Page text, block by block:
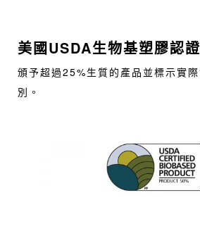
美國USDA生物基塑膠認
頒予超過25%生質的產品並標示實
別。